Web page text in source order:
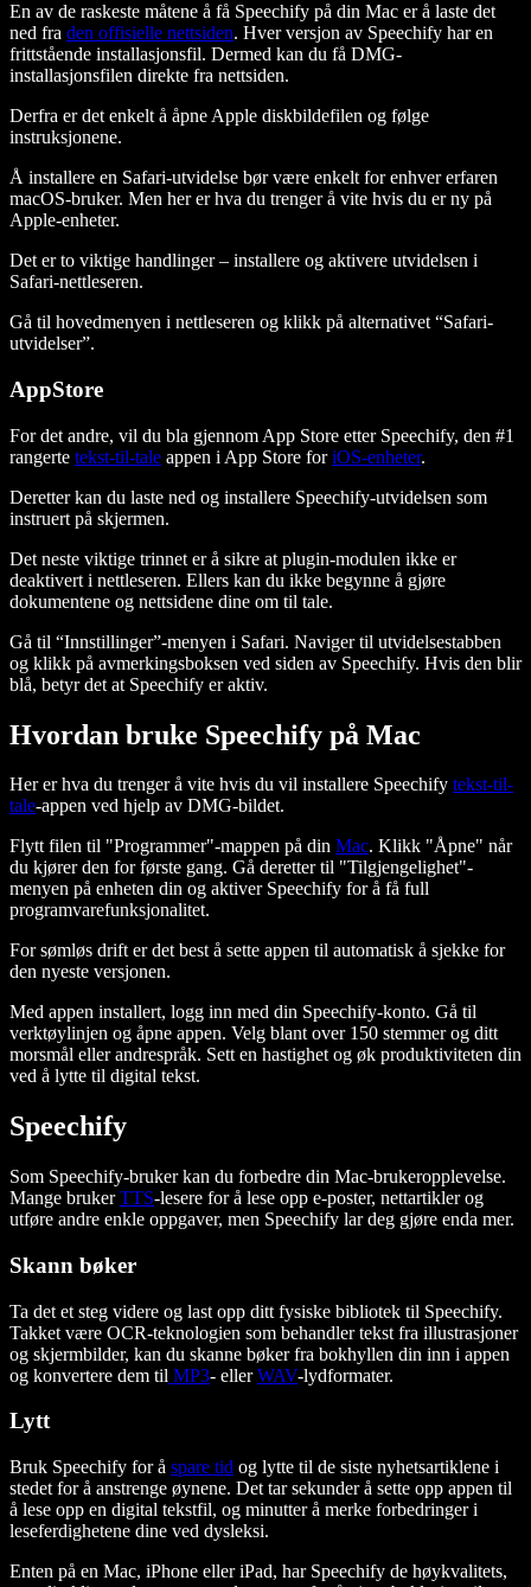
En av de raskeste måtene å få Speechify på din Mac er å laste det
ned fra den offisielle nettsiden. Hver versjon av Speechify har en
frittstående installasjonsfil. Dermed kan du få DMG-
installasjonsfilen direkte fra nettsiden.
Derfra er det enkelt å åpne Apple diskbildefilen og følge
instruksjonene.
Å installere en Safari-utvidelse bør være enkelt for enhver erfaren
macOS-bruker. Men her er hva du trenger å vite hvis du er ny på
Apple-enheter.
Det er to viktige handlinger – installere og aktivere utvidelsen i
Safari-nettleseren.
Gå til hovedmenyen i nettleseren og klikk på alternativet “Safari-
utvidelser”.
AppStore
For det andre, vil du bla gjennom App Store etter Speechify, den #1
rangerte tekst-til-tale appen i App Store foriOS-enheter.
Deretter kan du laste ned og installere Speechify-utvidelsen som
instruert på skjermen.
Det neste viktige trinnet er å sikre at plugin-modulen ikke er
deaktivert i nettleseren. Ellers kan du ikke begynne å gjøre
dokumentene og nettsidene dine om til tale.
Gå til “Innstillinger”-menyen i Safari. Naviger til utvidelsestabben
og klikk på avmerkingsboksen ved siden av Speechify. Hvis den blir
blå, betyr det at Speechify er aktiv.
Hvordan bruke Speechify på Mac
Her er hva du trenger å vite hvis du vil installere Speechify tekst-til-
tale-appen ved hjelp av DMG-bildet.
Flytt filen til "Programmer"-mappen på din Mac. Klikk "Åpne" når
du kjører den for første gang. Gå deretter til "Tilgjengelighet"-
menyen på enheten din og aktiver Speechify for å få full
programvarefunksjonalitet.
For sømløs drift er det best å sette appen til automatisk å sjekke for
den nyeste versjonen.
Med appen installert, logg inn med din Speechify-konto. Gå til
verktøylinjen og åpne appen. Velg blant over 150 stemmer og ditt
morsmål eller andrespråk. Sett en hastighet og øk produktiviteten din
ved å lytte til digital tekst.
Speechify
Som Speechify-bruker kan du forbedre din Mac-brukeropplevelse.
Mange brukerTTS-lesere for å lese opp e-poster, nettartikler og
utføre andre enkle oppgaver, men Speechify lar deg gjøre enda mer.
Skann bøker
Ta det et steg videre og last opp ditt fysiske bibliotek til Speechify.
Takket være OCR-teknologien som behandler tekst fra illustrasjoner
og skjermbilder, kan du skanne bøker fra bokhyllen din inn i appen
og konvertere dem til MP3- ellerWAV-lydformater.
Lytt
Bruk Speechify for å spare tid og lytte til de siste nyhetsartiklene i
stedet for å anstrenge øynene. Det tar sekunder å sette opp appen til
å lese opp en digital tekstfil, og minutter å merke forbedringer i
leseferdighetene dine ved dysleksi.
Enten på en Mac, iPhone eller iPad, har Speechify de høykvalitets,